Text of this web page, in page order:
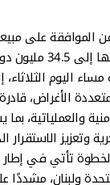
عن الموافقة على
دولار.
اليوم
الأغراض،
والعملياتية،
وتعزيز الاستقرار
تأتي في
ولبنان،